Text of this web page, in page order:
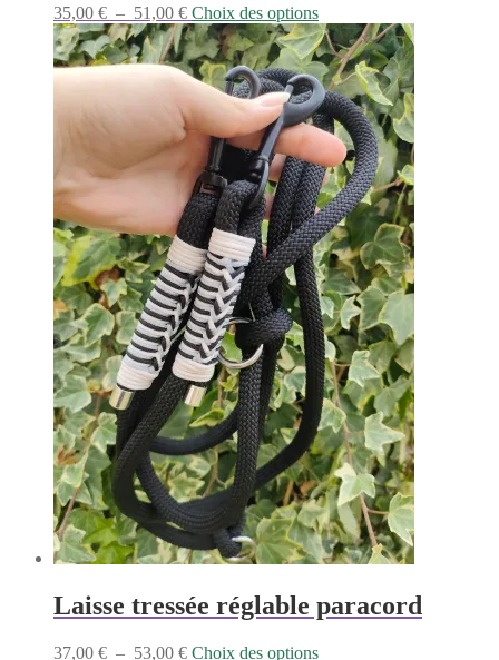
35,00 € – 51,00 €Plage
de
prix :
35,00 €
à
51,00 €
Choix des optionsCe
produit
a
plusieurs
variations.
Les
options
peuvent
être
choisies
sur
la
page
du
produit
Laisse tressée réglable paracord
37,00 € – 53,00 €Plage
Choix des optionsCe